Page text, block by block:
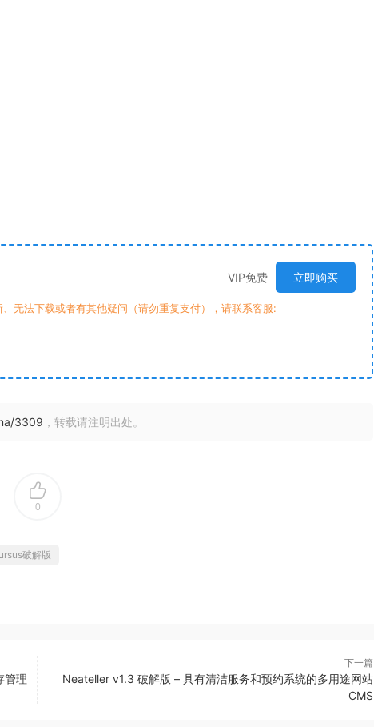
VIP免费 立即购买
无法下载或者有其他疑问（请勿重复支付），请联系客服:
3309 ，转载请注明出处。
0
破解版
管理
下一篇
Neateller v1.3 破解版 – 具有清洁服务和预约系统的多用途网站
CMS